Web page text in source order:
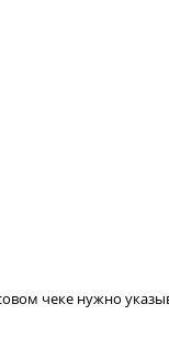
чеке нужно